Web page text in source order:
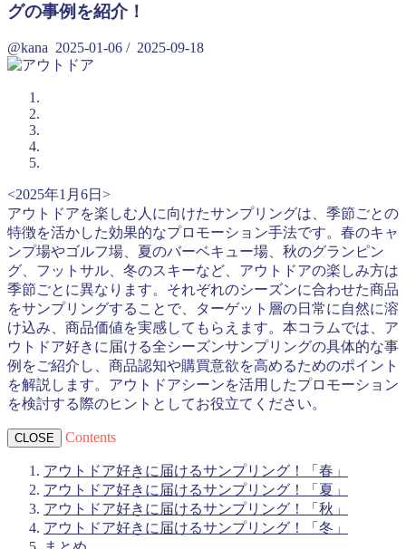
グの事例を紹介！
@kana 2025-01-06 / 2025-09-18
<2025年1月6日>
アウトドアを楽しむ人に向けたサンプリングは、季節ごとの
特徴を活かした効果的なプロモーション手法です。春のキャ
ンプ場やゴルフ場、夏のバーベキュー場、秋のグランピン
グ、フットサル、冬のスキーなど、アウトドアの楽しみ方は
季節ごとに異なります。それぞれのシーズンに合わせた商品
をサンプリングすることで、ターゲット層の日常に自然に溶
け込み、商品価値を実感してもらえます。本コラムでは、ア
ウトドア好きに届ける全シーズンサンプリングの具体的な事
例をご紹介し、商品認知や購買意欲を高めるためのポイント
を解説します。アウトドアシーンを活用したプロモーション
を検討する際のヒントとしてお役立てください。
CLOSE Contents
アウトドア好きに届けるサンプリング！「春」
アウトドア好きに届けるサンプリング！「夏」
アウトドア好きに届けるサンプリング！「秋」
アウトドア好きに届けるサンプリング！「冬」